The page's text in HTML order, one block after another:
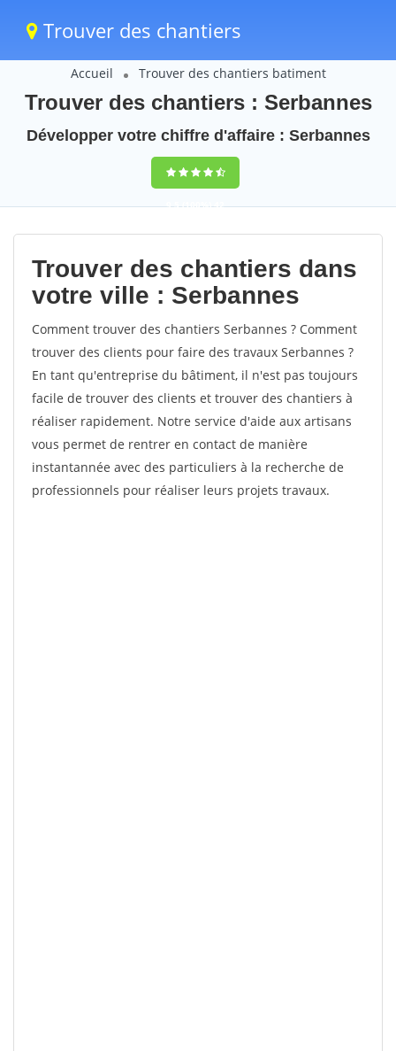
Trouver des chantiers
Accueil Trouver des chantiers batiment
Trouver des chantiers : Serbannes
Développer votre chiffre d'affaire : Serbannes
9,5(100%)42
votes
Trouver des chantiers dans
votre ville : Serbannes
Comment trouver des chantiers Serbannes ? Comment
trouver des clients pour faire des travaux Serbannes ?
En tant qu'entreprise du bâtiment, il n'est pas toujours
facile de trouver des clients et trouver des chantiers à
réaliser rapidement. Notre service d'aide aux artisans
vous permet de rentrer en contact de manière
instantannée avec des particuliers à la recherche de
professionnels pour réaliser leurs projets travaux.